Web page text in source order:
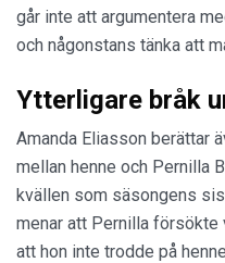
går inte att argumentera
och någonstans tänka att
Ytterligare bråk
Amanda Eliasson berättar
mellan henne och Pernilla
kvällen som säsongens
menar att Pernilla försökte
att hon inte trodde på